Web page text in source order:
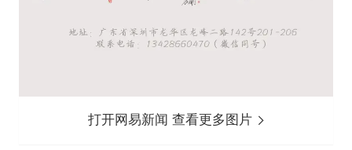
打开网易新闻 查看更多图片